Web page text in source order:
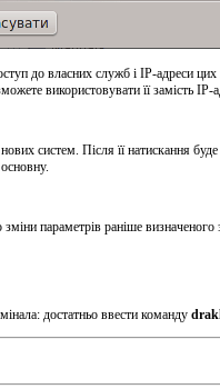
до власних служб і IP-адреси
використовувати її замість IP-
систем. Після її натискання
параметрів раніше
достатньо ввести команду